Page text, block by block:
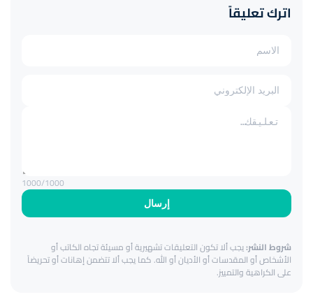
اترك تعليقاً
إرسال
1000/1000
شروط النشر:يجب ألا تكون التعليقات تشهيرية أو مسيئة تجاه الكاتب أو
الأشخاص أو المقدسات أو الأديان أو الله. كما يجب ألا تتضمن إهانات أو تحريضاً
على الكراهية والتمييز.